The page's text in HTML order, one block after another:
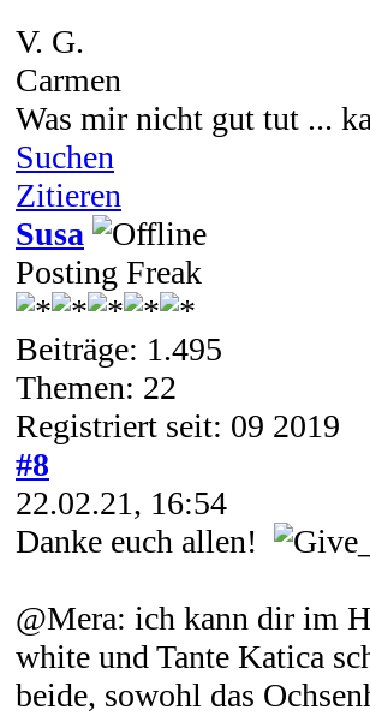
V. G.
Carmen
Was mir nicht gut tut ...
Suchen
Zitieren
Susa
Posting Freak
Beiträge: 1.495
Themen: 22
Registriert seit: 09 2019
#8
22.02.21, 16:54
Danke euch allen!
@Mera: ich kann dir im
white und Tante Katica
beide, sowohl das